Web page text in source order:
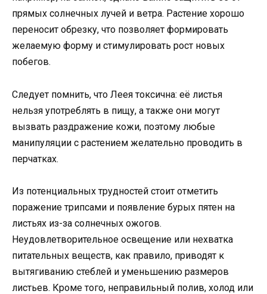
прямых солнечных лучей и ветра. Растение хорошо
переносит обрезку, что позволяет формировать
желаемую форму и стимулировать рост новых
побегов.
Следует помнить, что Леея токсична: её листья
нельзя употреблять в пищу, а также они могут
вызвать раздражение кожи, поэтому любые
манипуляции с растением желательно проводить в
перчатках.
Из потенциальных трудностей стоит отметить
поражение трипсами и появление бурых пятен на
листьях из-за солнечных ожогов.
Неудовлетворительное освещение или нехватка
питательных веществ, как правило, приводят к
вытягиванию стеблей и уменьшению размеров
листьев. Кроме того, неправильный полив, холод или